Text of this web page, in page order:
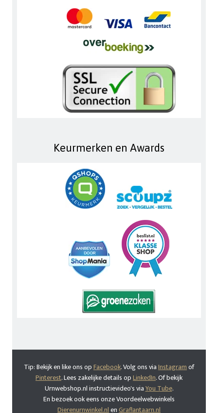
Keurmerken en Awards
Tip: Bekijk en like ons opFacebook. Volg ons viaInstagramof
Pinterest. Lees zakelijke details opLinkedIn. Of bekijk
Urnwebshop.nl instructievideo's viaYou Tube.
En bezoek ook eens onze Voordeelwebwinkels
Dierenurnwinkel.nlenGraflantaarn.nl